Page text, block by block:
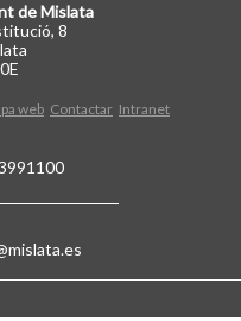
de Mislata
8
web Contactar Intranet